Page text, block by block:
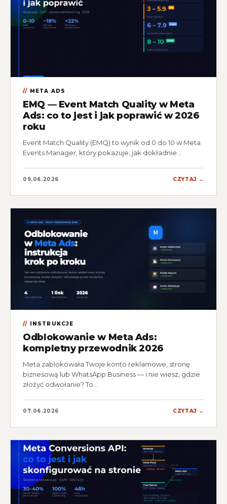
META ADS
EMQ — Event Match Quality w Meta
Ads: co to jest i jak poprawić w 2026
roku
Event Match Quality (EMQ) to wynik od 0 do 10 w Meta
Events Manager, który pokazuje, jak dokładnie…
09.06.2026 CZYTAJ →
INSTRUKCJE
Odblokowanie w Meta Ads:
kompletny przewodnik 2026
Meta zablokowała Twoje konto reklamowe, stronę
biznesową lub WhatsApp Business — i nie wiesz, gdzie
złożyć odwołanie? To…
07.06.2026 CZYTAJ →